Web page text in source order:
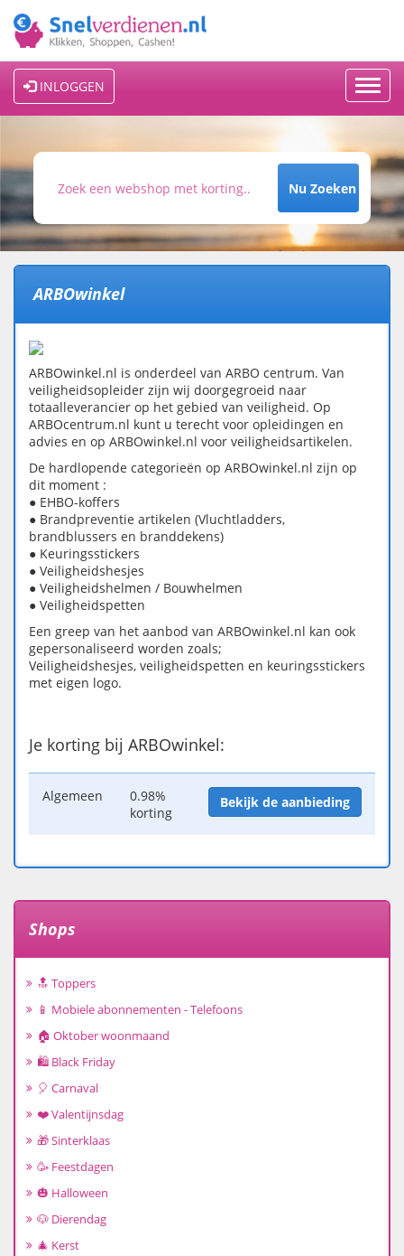
INLOGGEN
Nu Zoeken
ARBOwinkel
ARBOwinkel.nl is onderdeel van ARBO centrum. Van
veiligheidsopleider zijn wij doorgegroeid naar
totaalleverancier op het gebied van veiligheid. Op
ARBOcentrum.nl kunt u terecht voor opleidingen en
advies en op ARBOwinkel.nl voor veiligheidsartikelen.
De hardlopende categorieën op ARBOwinkel.nl zijn op
dit moment :
● EHBO-koffers
● Brandpreventie artikelen (Vluchtladders,
brandblussers en branddekens)
● Keuringsstickers
● Veiligheidshesjes
● Veiligheidshelmen / Bouwhelmen
● Veiligheidspetten
Een greep van het aanbod van ARBOwinkel.nl kan ook
gepersonaliseerd worden zoals;
Veiligheidshesjes, veiligheidspetten en keuringsstickers
met eigen logo.
Je korting bij ARBOwinkel:
Algemeen
0.98%
korting
Bekijk de aanbieding
Shops
🔝 Toppers
📱 Mobiele abonnementen - Telefoons
🏠 Oktober woonmaand
🛍️ Black Friday
🎈 Carnaval
❤️ Valentijnsdag
🎁 Sinterklaas
🥳 Feestdagen
🎃 Halloween
🐶 Dierendag
🎄 Kerst